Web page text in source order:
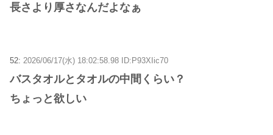
長さより厚さなんだよなぁ
52: 2026/06/17(水) 18:02:58.98 ID:P93XIic70
バスタオルとタオルの中間くらい？
ちょっと欲しい